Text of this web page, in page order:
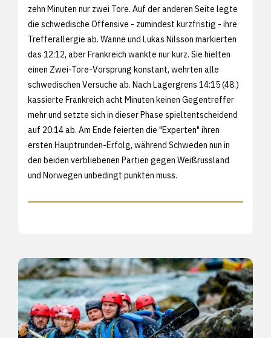
zehn Minuten nur zwei Tore. Auf der anderen Seite legte
die schwedische Offensive - zumindest kurzfristig - ihre
Trefferallergie ab. Wanne und Lukas Nilsson markierten
das 12:12, aber Frankreich wankte nur kurz. Sie hielten
einen Zwei-Tore-Vorsprung konstant, wehrten alle
schwedischen Versuche ab. Nach Lagergrens 14:15 (48.)
kassierte Frankreich acht Minuten keinen Gegentreffer
mehr und setzte sich in dieser Phase spieltentscheidend
auf 20:14 ab. Am Ende feierten die "Experten" ihren
ersten Hauptrunden-Erfolg, während Schweden nun in
den beiden verbliebenen Partien gegen Weißrussland
und Norwegen unbedingt punkten muss.